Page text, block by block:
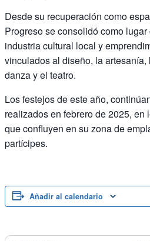
Desde su recuperación como
Progreso se consolidó como
industria cultural local y
vinculados al diseño, la
danza y el teatro.
Los festejos de este año,
realizados en febrero de 2025, en
que confluyen en su zona de
partícipes.
Añadir al calendario